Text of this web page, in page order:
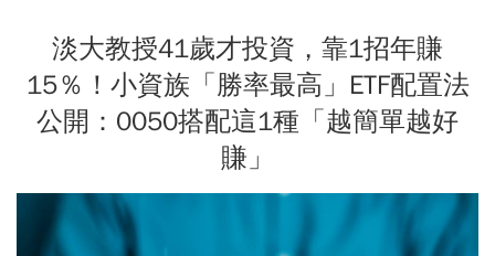
淡大教授41歲才投資，靠1招年賺
15％！小資族「勝率最高」ETF配置法
公開：0050搭配這1種「越簡單越好
賺」